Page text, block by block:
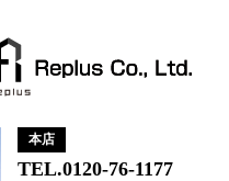
本店
TEL.0120-76-1177